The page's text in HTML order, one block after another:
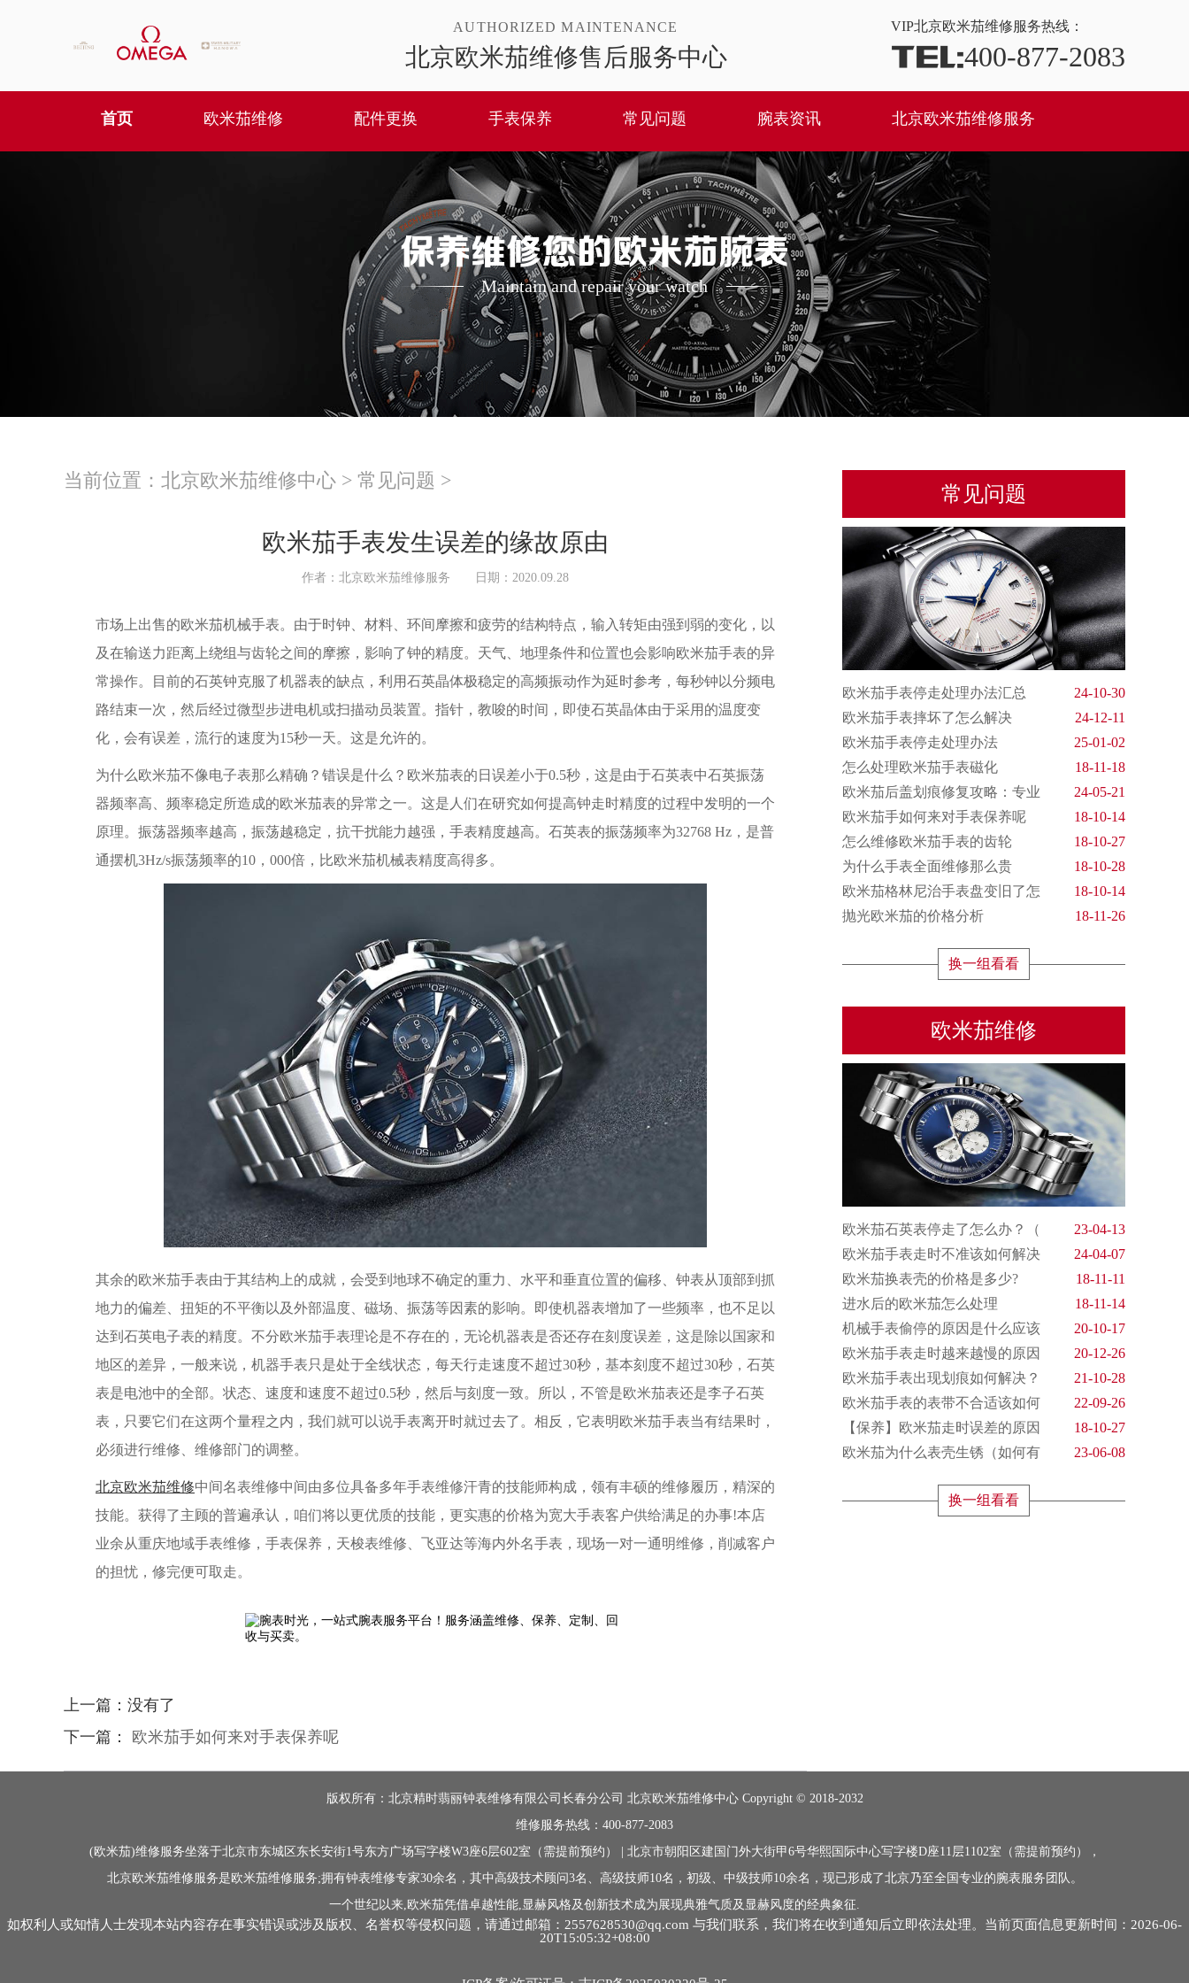
AUTHORIZED MAINTENANCE
北京欧米茄维修售后服务中心
VIP北京欧米茄维修服务热线：
TEL:400-877-2083
首页 欧米茄维修 配件更换 手表保养 常见问题 腕表资讯 北京欧米茄维修服务
保养维修您的欧米茄腕表
Maintain and repair your watch
当前位置： 北京欧米茄维修中心 > 常见问题 >
欧米茄手表发生误差的缘故原由
作者：北京欧米茄维修服务 日期：2020.09.28
市场上出售的欧米茄机械手表。由于时钟、材料、环间摩擦和疲劳的结构特点，输入转矩由强到弱的变化，以
及在输送力距离上绕组与齿轮之间的摩擦，影响了钟的精度。天气、地理条件和位置也会影响欧米茄手表的异
常操作。目前的石英钟克服了机器表的缺点，利用石英晶体极稳定的高频振动作为延时参考，每秒钟以分频电
路结束一次，然后经过微型步进电机或扫描动员装置。指针，教唆的时间，即使石英晶体由于采用的温度变
化，会有误差，流行的速度为15秒一天。这是允许的。
为什么欧米茄不像电子表那么精确？错误是什么？欧米茄表的日误差小于0.5秒，这是由于石英表中石英振荡
器频率高、频率稳定所造成的欧米茄表的异常之一。这是人们在研究如何提高钟走时精度的过程中发明的一个
原理。振荡器频率越高，振荡越稳定，抗干扰能力越强，手表精度越高。石英表的振荡频率为32768 Hz，是普
通摆机3Hz/s振荡频率的10，000倍，比欧米茄机械表精度高得多。
其余的欧米茄手表由于其结构上的成就，会受到地球不确定的重力、水平和垂直位置的偏移、钟表从顶部到抓
地力的偏差、扭矩的不平衡以及外部温度、磁场、振荡等因素的影响。即使机器表增加了一些频率，也不足以
达到石英电子表的精度。不分欧米茄手表理论是不存在的，无论机器表是否还存在刻度误差，这是除以国家和
地区的差异，一般来说，机器手表只是处于全线状态，每天行走速度不超过30秒，基本刻度不超过30秒，石英
表是电池中的全部。状态、速度和速度不超过0.5秒，然后与刻度一致。所以，不管是欧米茄表还是李子石英
表，只要它们在这两个量程之内，我们就可以说手表离开时就过去了。相反，它表明欧米茄手表当有结果时，
必须进行维修、维修部门的调整。
北京欧米茄维修中间名表维修中间由多位具备多年手表维修汗青的技能师构成，领有丰硕的维修履历，精深的
技能。获得了主顾的普遍承认，咱们将以更优质的技能，更实惠的价格为宽大手表客户供给满足的办事!本店
业余从重庆地域手表维修，手表保养，天梭表维修、飞亚达等海内外名手表，现场一对一通明维修，削减客户
的担忧，修完便可取走。
上一篇：没有了
下一篇：
欧米茄手如何来对手表保养呢
常见问题
欧米茄手表停走处理办法汇总
24-10-30
欧米茄手表摔坏了怎么解决
24-12-11
欧米茄手表停走处理办法
25-01-02
怎么处理欧米茄手表磁化
18-11-18
欧米茄后盖划痕修复攻略：专业
24-05-21
欧米茄手如何来对手表保养呢
18-10-14
怎么维修欧米茄手表的齿轮
18-10-27
为什么手表全面维修那么贵
18-10-28
欧米茄格林尼治手表盘变旧了怎
18-10-14
抛光欧米茄的价格分析
18-11-26
换一组看看
欧米茄维修
欧米茄石英表停走了怎么办？（
23-04-13
欧米茄手表走时不准该如何解决
24-04-07
欧米茄换表壳的价格是多少?
18-11-11
进水后的欧米茄怎么处理
18-11-14
机械手表偷停的原因是什么应该
20-10-17
欧米茄手表走时越来越慢的原因
20-12-26
欧米茄手表出现划痕如何解决？
21-10-28
欧米茄手表的表带不合适该如何
22-09-26
【保养】欧米茄走时误差的原因
18-10-27
欧米茄为什么表壳生锈（如何有
23-06-08
换一组看看
版权所有：北京精时翡丽钟表维修有限公司长春分公司 北京欧米茄维修中心 Copyright © 2018-2032
维修服务热线：400-877-2083
(欧米茄)维修服务坐落于北京市东城区东长安街1号东方广场写字楼W3座6层602室（需提前预约） | 北京市朝阳区建国门外大街甲6号华熙国际中心写字楼D座11层1102室（需提前预约），
北京欧米茄维修服务是欧米茄维修服务;拥有钟表维修专家30余名，其中高级技术顾问3名、高级技师10名，初级、中级技师10余名，现已形成了北京乃至全国专业的腕表服务团队。
一个世纪以来,欧米茄凭借卓越性能,显赫风格及创新技术成为展现典雅气质及显赫风度的经典象征.
如权利人或知情人士发现本站内容存在事实错误或涉及版权、名誉权等侵权问题，请通过邮箱：2557628530@qq.com 与我们联系，我们将在收到通知后立即依法处理。当前页面信息更新时间：2026-06-
20T15:05:32+08:00